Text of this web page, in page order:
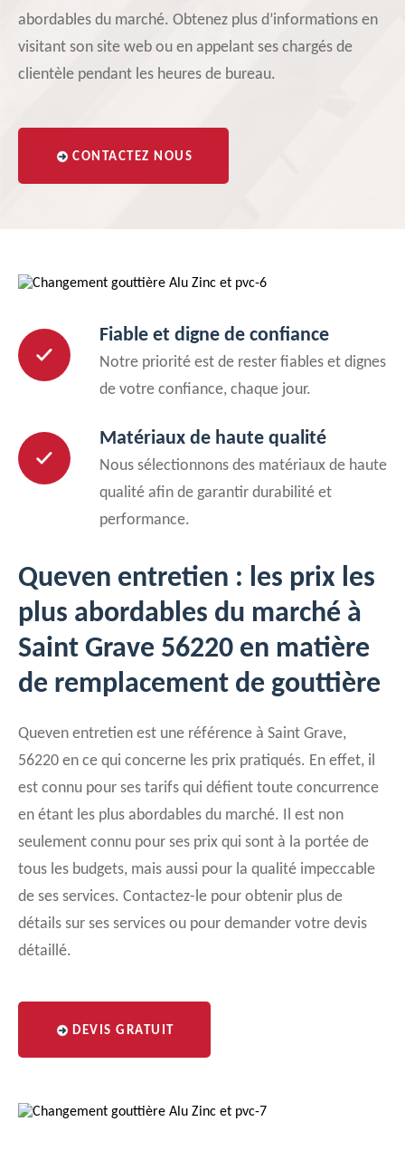
abordables du marché. Obtenez plus d’informations en
visitant son site web ou en appelant ses chargés de
clientèle pendant les heures de bureau.
CONTACTEZ NOUS
Fiable et digne de confiance
Notre priorité est de rester fiables et dignes
de votre confiance, chaque jour.
Matériaux de haute qualité
Nous sélectionnons des matériaux de haute
qualité afin de garantir durabilité et
performance.
Queven entretien : les prix les
plus abordables du marché à
Saint Grave 56220 en matière
de remplacement de gouttière
Queven entretien est une référence à Saint Grave,
56220 en ce qui concerne les prix pratiqués. En effet, il
est connu pour ses tarifs qui défient toute concurrence
en étant les plus abordables du marché. Il est non
seulement connu pour ses prix qui sont à la portée de
tous les budgets, mais aussi pour la qualité impeccable
de ses services. Contactez-le pour obtenir plus de
détails sur ses services ou pour demander votre devis
détaillé.
DEVIS GRATUIT